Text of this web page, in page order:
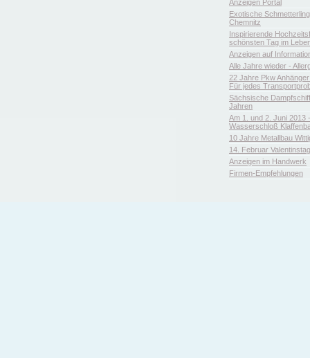
Anzeigen Portal
Exotische
Chemnitz
Inspirierende
schönsten Tag im
Anzeigen auf
Alle Jahre wieder -
22 Jahre Pkw
Für jedes
Sächsische
Jahren
Am 1. und 2. Juni 2013
Wasserschloß
10 Jahre Metallbau
14. Februar
Anzeigen im Handwerk
Firmen-Empfehlungen